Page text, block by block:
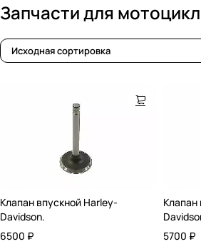
Запчасти для
Исходная сортировка
Клапан впускной Harley-
Davidson.
6500 ₽
Клапан
5700 ₽